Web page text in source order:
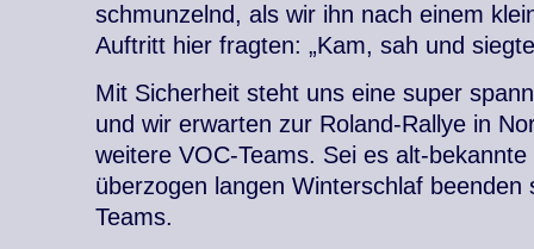
schmunzelnd, als wir ihn nach einem
Auftritt hier fragten: „Kam, sah und
Mit Sicherheit steht uns eine super
und wir erwarten zur Roland-Rallye in
weitere VOC-Teams. Sei es alt-
überzogen langen Winterschlaf beenden
Teams.